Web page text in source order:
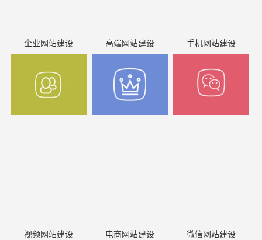
企业网站建设 高端网站建设 手机网站建设
视频网站建设 电商网站建设 微信网站建设